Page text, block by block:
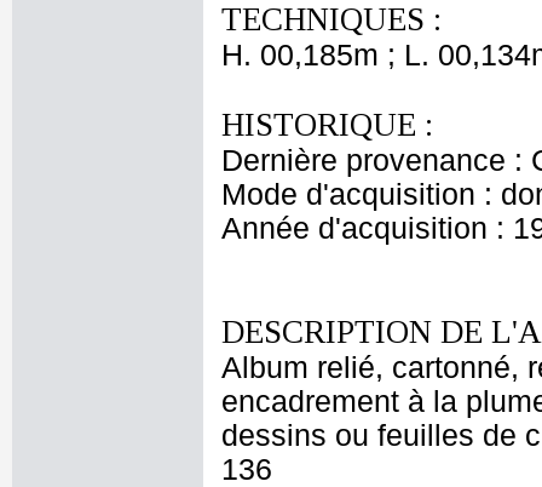
TECHNIQUES :
H. 00,185m ; L.
HISTORIQUE :
Dernière provenance :
Mode d'acquisition :
Année d'acquisition :
DESCRIPTION DE
Album relié, cartonné,
encadrement à la
dessins ou feuilles de
136